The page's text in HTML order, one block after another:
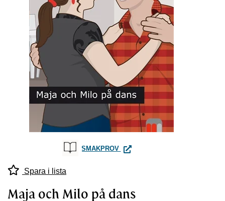
SMAKPROV MAJA OCH MILO PÅ DANS
Spara i lista
Maja och Milo på dans